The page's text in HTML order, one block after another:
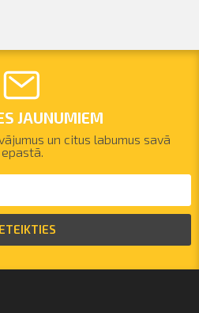
JAUNUMIEM
un citus labumus savā
epastā.